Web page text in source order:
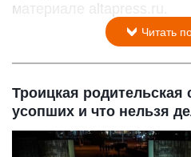
материале altapress.ru.
Читать
Троицкая родительская
усопших и что нельзя